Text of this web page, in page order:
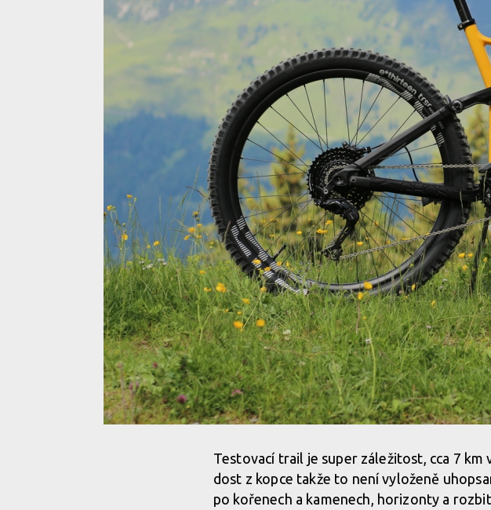
Testovací trail je super záležitost, cca 7
dost z kopce takže to není vyloženě
po kořenech a kamenech, horizonty a